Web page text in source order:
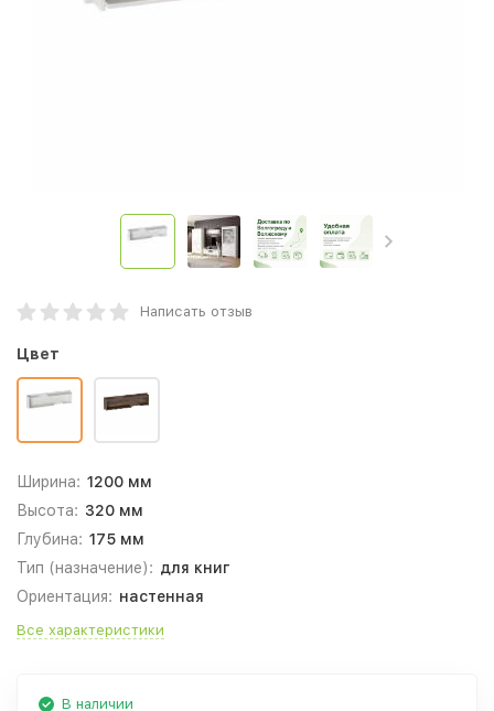
Написать отзыв
Цвет
Ширина: 1200 мм
Высота: 320 мм
Глубина: 175 мм
Тип (назначение): для книг
Ориентация: настенная
Все характеристики
В наличии